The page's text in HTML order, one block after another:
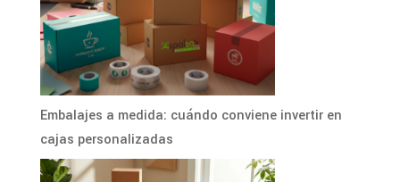
Embalajes a medida: cuándo conviene invertir en
cajas personalizadas